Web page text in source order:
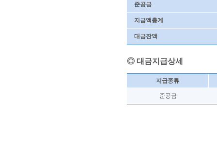
준공금
지급액총계
대금잔액
◎ 대금지급상세
지급종류
준공금